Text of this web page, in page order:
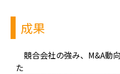
成果
競合会社の強み、M&A動
た